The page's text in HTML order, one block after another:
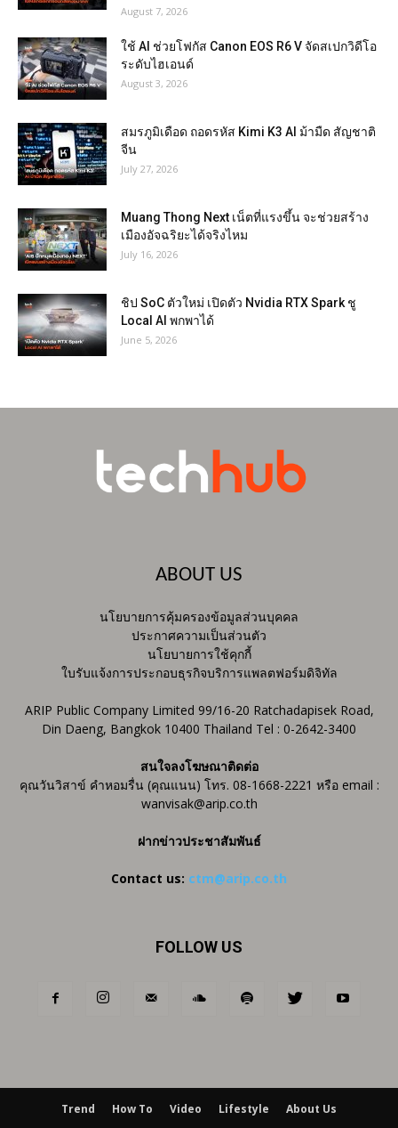
August 7, 2026
ใช้ AI ช่วยโฟกัส Canon EOS R6 V จัดสเปกวิดีโอ
ระดับไฮเอนด์
August 3, 2026
สมรภูมิเดือด ถอดรหัส Kimi K3 AI ม้ามืด สัญชาติ
จีน
July 27, 2026
Muang Thong Next เน็ตที่แรงขึ้น จะช่วยสร้าง
เมืองอัจฉริยะได้จริงไหม
July 16, 2026
ชิป SoC ตัวใหม่ เปิดตัว Nvidia RTX Spark ชู
Local AI พกพาได้
June 5, 2026
ABOUT US
นโยบายการคุ้มครองข้อมูลส่วนบุคคล
ประกาศความเป็นส่วนตัว
นโยบายการใช้คุกกี้
ใบรับแจ้งการประกอบธุรกิจบริการแพลตฟอร์มดิจิทัล
ARIP Public Company Limited 99/16-20 Ratchadapisek Road,
Din Daeng, Bangkok 10400 Thailand Tel : 0-2642-3400
สนใจลงโฆษณาติดต่อ
คุณวันวิสาข์ คำหอมรื่น (คุณแนน) โทร. 08-1668-2221 หรือ email :
wanvisak@arip.co.th
ฝากข่าวประชาสัมพันธ์
Contact us: ctm@arip.co.th
FOLLOW US
Trend How To Video Lifestyle About Us